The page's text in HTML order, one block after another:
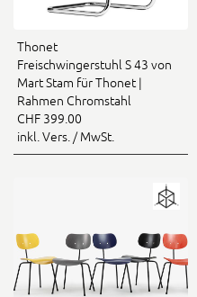
Thonet
Freischwingerstuhl S 43 von
Mart Stam für Thonet |
Rahmen Chromstahl
CHF 399.00
inkl. Vers. / MwSt.